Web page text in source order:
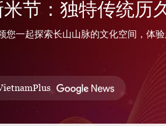
节：独特传统历
您一起探索长山山脉的文化空间，体